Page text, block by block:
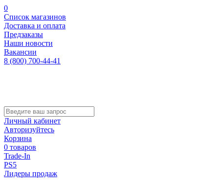
0
Список магазинов
Доставка и оплата
Предзаказы
Наши новости
Вакансии
8 (800) 700-44-41
Личный кабинет
Авторизуйтесь
Корзина
0 товаров
Trade-In
PS5
Лидеры продаж